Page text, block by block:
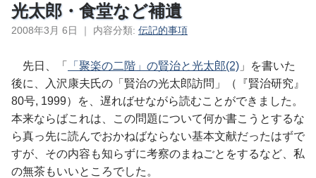
光太郎・食堂など補遺
2008年3月 6日 ｜ 内容分類: 伝記的事項
先日、「 「聚楽の二階」の賢治と光太郎(2) 」を書いた
後に、入沢康夫氏の「賢治の光太郎訪問」（『賢治研究』
80号, 1999）を、遅ればせながら読むことができました。
本来ならばこれは、この問題について何か書こうとするな
ら真っ先に読んでおかねばならない基本文献だったはずで
すが、その内容も知らずに考察のまねごとをするなど、私
の無茶もいいところでした。